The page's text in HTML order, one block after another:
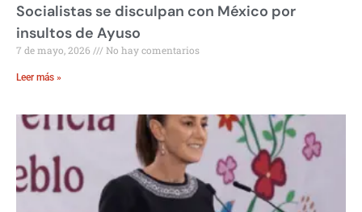
Socialistas se disculpan con México por
insultos de Ayuso
7 de mayo, 2026 No hay comentarios
Leer más »